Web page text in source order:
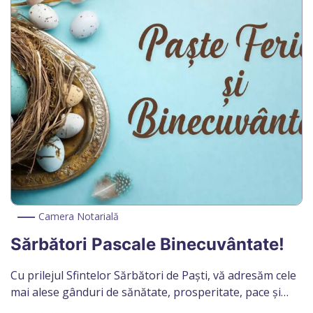
în analiza, coordonarea și promovarea temelor […]
Camera Notarială
Sărbători Pascale Binecuvântate!
Cu prilejul Sfintelor Sărbători de Paști, vă adresăm cele
mai alese gânduri de sănătate, prosperitate, pace și